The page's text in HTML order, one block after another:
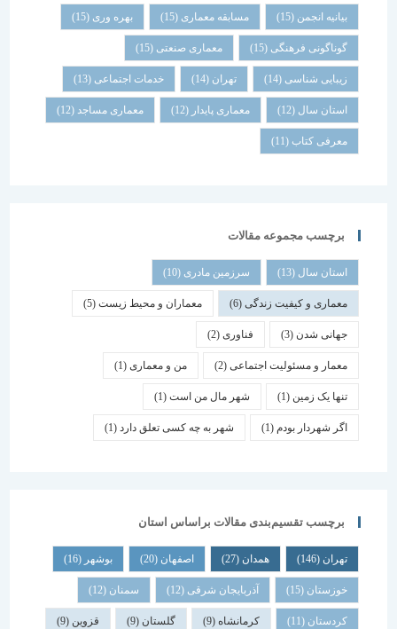
بیانیه انجمن(15) مسابقه معماری (15) بهره وری(15)
گوناگونی فرهنگی (15) معماری صنعتی(15)
زیبایی شناسی (14) تهران خدمات اجتماعی (13)
استان سال(12) معماری پایدار (12) معماری مساجد(12)
معرفی کتاب(11)
برچسب مجموعه مقالات
استان سال(13) سرزمین مادری(10)
معماری و کیفیت زندگی(6) معماران و محیط زیست(5)
جهانی شدن(3) فناوری (2)
معمار و مسئولیت اجتماعی (2) من و معماری (1)
تنها یک زمین(1) شهر مال من است(1)
اگر شهردار بودم (1) شهر به چه کسی تعلق دارد(1)
برچسب تقسیم‌بندی مقالات براساس استان
همدان اصفهان (20) بوشهر
خوزستان(15) آذربایجان شرقی(12) سمنان (12)
کردستان(11) کرمانشاه(9) گلستان (9) قزوین